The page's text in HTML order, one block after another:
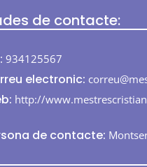
de contacte:
934125567
electronic:
http://
de contacte: